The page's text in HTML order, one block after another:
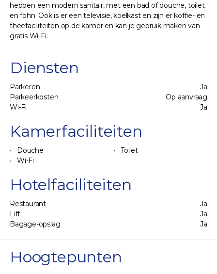
hebben een modern sanitair, met een bad of douche, toilet
en föhn. Ook is er een televisie, koelkast en zijn er koffie- en
theefaciliteiten op de kamer en kan je gebruik maken van
gratis Wi-Fi.
Diensten
Parkeren
Ja
Parkeerkosten
Op aanvraag
Wi-Fi
Ja
Kamerfaciliteiten
Douche
Toilet
Wi-Fi
Hotelfaciliteiten
Restaurant
Ja
Lift
Ja
Bagage-opslag
Ja
Hoogtepunten